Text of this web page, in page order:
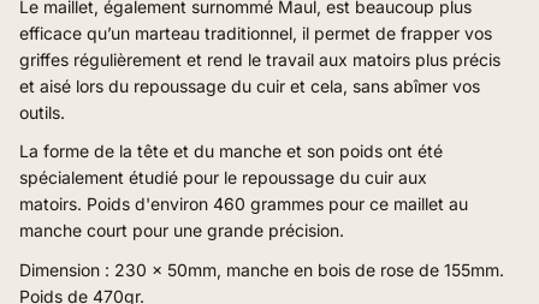
Le maillet, également surnommé Maul, est beaucoup plus
efficace qu’un marteau traditionnel, il permet de frapper vos
griffes régulièrement et rend le travail aux matoirs plus précis
et aisé lors du repoussage du cuir et cela, sans abîmer vos
outils.
La forme de la tête et du manche et son poids ont été
spécialement étudié pour le repoussage du cuir aux
matoirs. Poids d'environ 460 grammes pour ce maillet au
manche court pour une grande précision.
Dimension : 230 x 50mm, manche en bois de rose de 155mm.
Poids de 470gr.